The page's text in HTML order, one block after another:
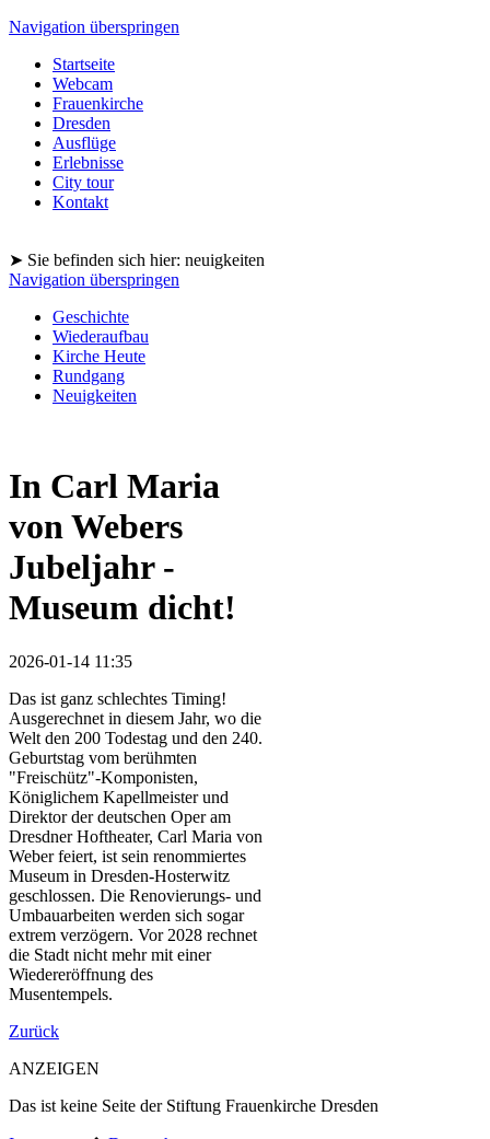
Navigation überspringen
Startseite
Webcam
Frauenkirche
Dresden
Ausflüge
Erlebnisse
City tour
Kontakt
➤ Sie befinden sich hier: neuigkeiten
Navigation überspringen
Geschichte
Wiederaufbau
Kirche Heute
Rundgang
Neuigkeiten
In Carl Maria
von Webers
Jubeljahr -
Museum dicht!
2026-01-14 11:35
Das ist ganz schlechtes Timing!
Ausgerechnet in diesem Jahr, wo die
Welt den 200 Todestag und den 240.
Geburtstag vom berühmten
"Freischütz"-Komponisten,
Königlichem Kapellmeister und
Direktor der deutschen Oper am
Dresdner Hoftheater, Carl Maria von
Weber feiert, ist sein renommiertes
Museum in Dresden-Hosterwitz
geschlossen. Die Renovierungs- und
Umbauarbeiten werden sich sogar
extrem verzögern. Vor 2028 rechnet
die Stadt nicht mehr mit einer
Wiedereröffnung des
Musentempels.
Zurück
ANZEIGEN
Das ist keine Seite der Stiftung Frauenkirche Dresden